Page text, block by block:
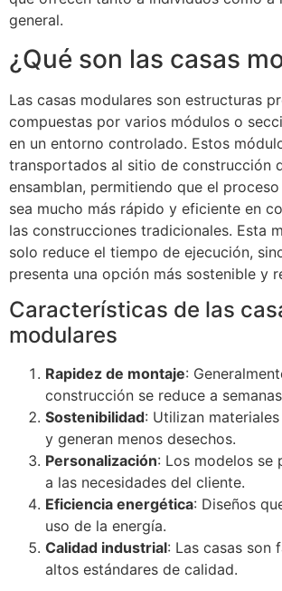
general.
¿Qué son las casas
Las casas modulares son estructuras
compuestas por varios módulos o
en un entorno controlado. Estos
transportados al sitio de construcción
ensamblan, permitiendo que el
sea mucho más rápido y eficiente en
las construcciones tradicionales. Esta
solo reduce el tiempo de ejecución,
presenta una opción más sostenible y
Características de las
modulares
Rapidez de montaje:
construcción se reduce a
Sostenibilidad: Utilizan
y generan menos desechos.
Personalización: Los modelos se
a las necesidades del cliente.
Eficiencia energética: Diseños
uso de la energía.
Calidad industrial: Las casas son
altos estándares de calidad.